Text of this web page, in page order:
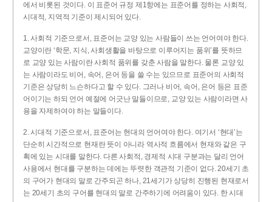
에서 비롯된 것이다. 이 표준어 규정 제1항에는 표준어를 정하는 사회적,
시대적, 지역적 기준이 제시되어 있다.
1. 사회적 기준으로서, 표준어는 교양 있는 사람들이 쓰는 언어여야 한다.
교양이란 ‘학문, 지식, 사회생활을 바탕으로 이루어지는 품위’를 뜻하므
로 교양 있는 사람이란 사회적 품위를 갖춘 사람을 말한다. 물론 교양 있
는 사람이라도 비어, 속어, 은어 등을 쓸 수는 있으므로 표준어의 사회적
기준은 상당히 느슨하다고 할 수 있다. 그러나 비어, 속어, 은어 등은 표준
어이기는 하되 언어 예절에 어긋난 말들이므로, 교양 있는 사람이라면 사
용을 자제하여야 하는 말들이다.
2. 시대적 기준으로서, 표준어는 현대의 언어여야 한다. 여기서 ‘현대’는
단순히 시간적으로 현재란 뜻이 아니라 역사적 흐름에서 현재와 같은 구
획에 있는 시대를 말한다. 다른 사회적, 경제적 시대 구분과는 달리 언어
사용에서 현대를 구분하는 데에는 뚜렷한 객관적 기준이 없다. 20세기 초
의 구어가 현대의 말로 간주되곤 하나, 21세기가 상당히 진행된 현재로서
는 20세기 초의 구어를 현대의 말로 간주하기에 어려움이 있다. 한 시대